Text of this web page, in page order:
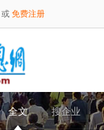
或 免费注册
全文 搜企业